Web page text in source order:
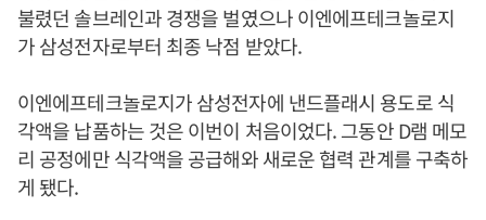
불렸던 솔브레인과 경쟁을 벌였으나 이엔에프테크놀로지
가 삼성전자로부터 최종 낙점 받았다.
이엔에프테크놀로지가 삼성전자에 낸드플래시 용도로 식
각액을 납품하는 것은 이번이 처음이었다. 그동안 D램 메모
리 공정에만 식각액을 공급해와 새로운 협력 관계를 구축하
게 됐다.